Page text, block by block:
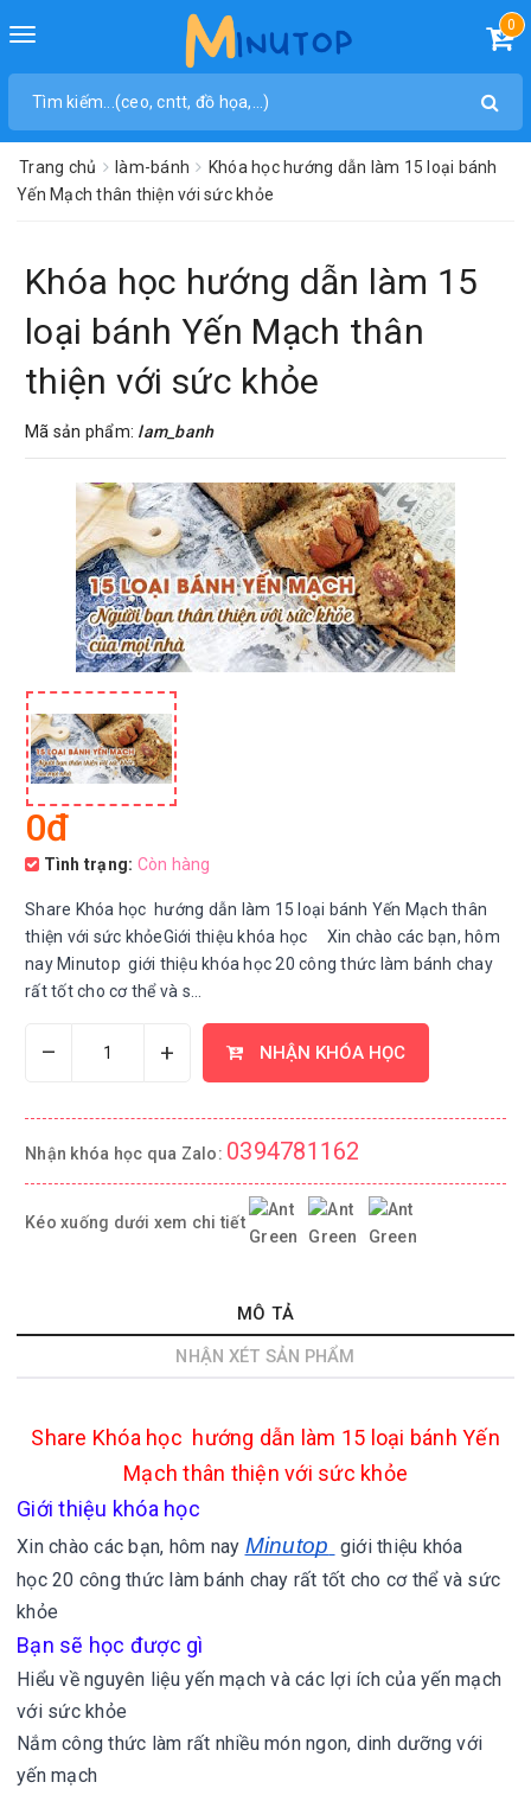
Toggle
0
Trang chủ làm-bánh
Khóa học hướng dẫn làm 15 loại bánh
Yến Mạch thân thiện với sức khỏe
Khóa học hướng dẫn làm 15
loại bánh Yến Mạch thân
thiện với sức khỏe
Mã sản phẩm: lam_banh
0đ
Tình trạng: Còn hàng
Share Khóa học hướng dẫn làm 15 loại bánh Yến Mạch thân
thiện với sức khỏeGiới thiệu khóa học Xin chào các bạn, hôm
nay Minutop giới thiệu khóa học 20 công thức làm bánh chay
rất tốt cho cơ thể và s...
– + NHẬN KHÓA HỌC
Nhận khóa học qua Zalo: 0394781162
Kéo xuống dưới xem chi tiết
MÔ TẢ
NHẬN XÉT SẢN PHẨM
Share Khóa học hướng dẫn làm 15 loại bánh Yến
Mạch thân thiện với sức khỏe
Giới thiệu khóa học
Xin chào các bạn, hôm nay Minutop giới thiệu khóa
học 20 công thức làm bánh chay rất tốt cho cơ thể và sức
khỏe
Bạn sẽ học được gì
Hiểu về nguyên liệu yến mạch và các lợi ích của yến mạch
với sức khỏe
Nắm công thức làm rất nhiều món ngon, dinh dưỡng với
yến mạch